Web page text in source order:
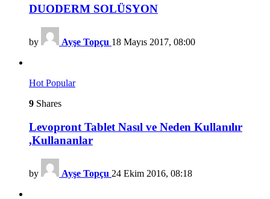
DUODERM SOLÜSYON
by Ayşe Topçu 18 Mayıs 2017, 08:00
Hot Popular
9 Shares
Levopront Tablet Nasıl ve Neden Kullanılır
,Kullananlar
by Ayşe Topçu 24 Ekim 2016, 08:18